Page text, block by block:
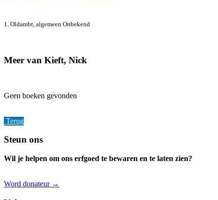
1. Oldambt, algemeen Onbekend
Meer van Kieft, Nick
Geen boeken gevonden
Terug
Footer
Steun ons
Wil je helpen om ons erfgoed te bewaren en te laten zien?
Word donateur →